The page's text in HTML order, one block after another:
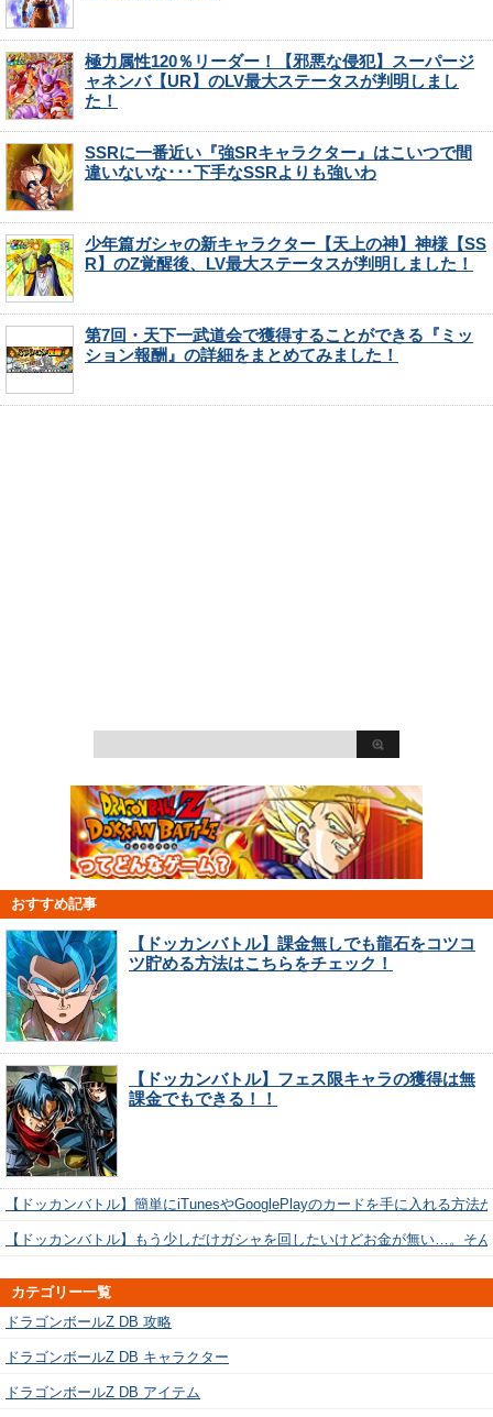
極力属性120％リーダー！【邪悪な侵犯】スーパージ
ャネンバ【UR】のLV最大ステータスが判明しまし
た！
SSRに一番近い『強SRキャラクター』はこいつで間
違いないな･･･下手なSSRよりも強いわ
少年篇ガシャの新キャラクター【天上の神】神様【SS
R】のZ覚醒後、LV最大ステータスが判明しました！
第7回・天下一武道会で獲得することができる『ミッ
ション報酬』の詳細をまとめてみました！
おすすめ記事
【ドッカンバトル】課金無しでも龍石をコツコ
ツ貯める方法はこちらをチェック！
【ドッカンバトル】フェス限キャラの獲得は無
課金でもできる！！
【ドッカンバトル】簡単にiTunesやGooglePlayのカードを手に入れる方法
【ドッカンバトル】もう少しだけガシャを回したいけどお金が無い…。そ
カテゴリー一覧
ドラゴンボールZ DB 攻略
ドラゴンボールZ DB キャラクター
ドラゴンボールZ DB アイテム